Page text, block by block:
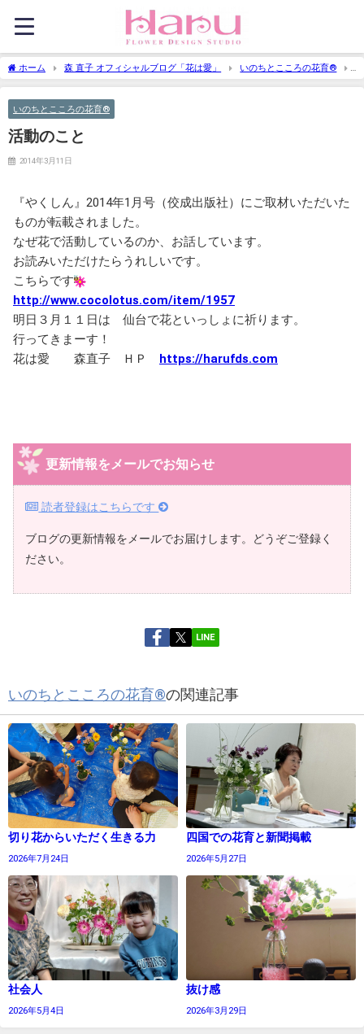
ホーム 森 直子 オフィシャルブログ「花は愛」
いのちとこころの花育®
活動のこと
いのちとこころの花育®
活動のこと
2014年3月11日
『やくしん』2014年1月号（佼成出版社）にご取材いただいた
ものが転載されました。
なぜ花で活動しているのか、お話しています。
お読みいただけたらうれしいです。
こちらです
http://www.cocolotus.com/item/1957
明日３月１１日は 仙台で花といっしょに祈ります。
行ってきまーす！
花は愛 森直子 ＨＰ https://harufds.com
更新情報をメールでお知らせ
読者登録はこちらです
ブログの更新情報をメールでお届けします。どうぞご登録く
ださい。
LINE
いのちとこころの花育®の関連記事
切り花からいただく生きる力
2026年7月24日
四国での花育と新聞掲載
2026年5月27日
社会人
2026年5月4日
抜け感
2026年3月29日